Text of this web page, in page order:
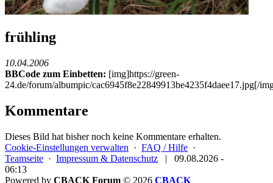
frühling
10.04.2006
BBCode zum Einbetten: [img]https://green-
24.de/forum/albumpic/cac6945f8e22849913be4235f4daee17.jpg[/
Kommentare
Dieses Bild hat bisher noch keine Kommentare erhalten.
Cookie-Einstellungen verwalten · FAQ / Hilfe ·
Teamseite · Impressum & Datenschutz |
09.08.2026 -
06:13
Powered by CBACK Forum © 2026 CBACK